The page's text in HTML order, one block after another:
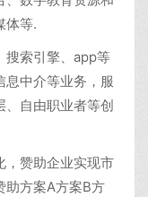
体等.
索引擎、app等
息中介等业务，服
、自由职业者等创
赞助企业实现市
助方案A方案B方